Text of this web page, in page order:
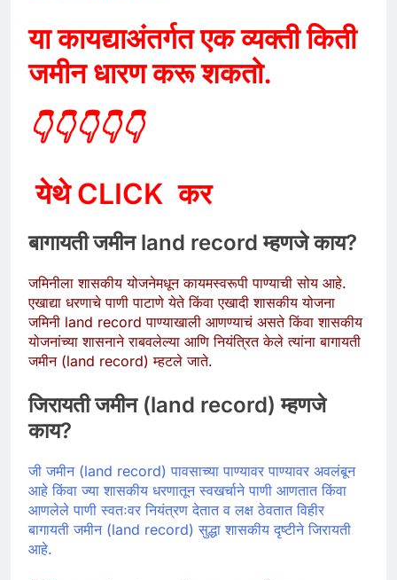
या कायद्याअंतर्गत एक व्यक्ती किती
जमीन धारण करू शकतो.
👇👇👇👇👇
येथे CLICK कर
बागायती जमीन land record म्हणजे काय?
जमिनीला शासकीय योजनेमधून कायमस्वरूपी पाण्याची सोय आहे.
एखाद्या धरणाचे पाणी पाटाणे येते किंवा एखादी शासकीय योजना
जमिनी land record पाण्याखाली आणण्याचं असते किंवा शासकीय
योजनांच्या शासनाने राबवलेल्या आणि नियंत्रित केले त्यांना बागायती
जमीन (land record) म्हटले जाते.
जिरायती जमीन (land record) म्हणजे
काय?
जी जमीन (land record) पावसाच्या पाण्यावर पाण्यावर अवलंबून
आहे किंवा ज्या शासकीय धरणातून स्वखर्चाने पाणी आणतात किंवा
आणलेले पाणी स्वतःवर नियंत्रण देतात व लक्ष ठेवतात विहीर
बागायती जमीन (land record) सुद्धा शासकीय दृष्टीने जिरायती
आहे.